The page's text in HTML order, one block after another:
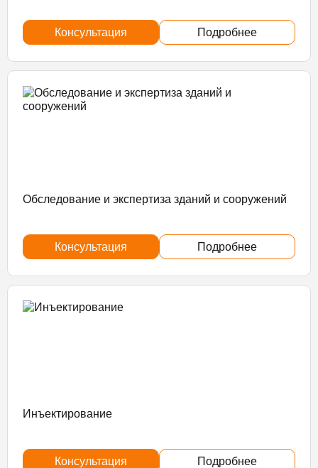
Консультация Подробнее
Обследование и экспертиза зданий и сооружений
Консультация Подробнее
Инъектирование
Консультация Подробнее